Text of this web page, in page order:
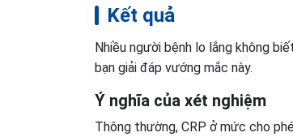
Kết quả
Nhiều người bệnh lo lắng không
bạn giải đáp vướng mắc này.
Ý nghĩa của xét nghiệm
Thông thường, CRP ở mức cho